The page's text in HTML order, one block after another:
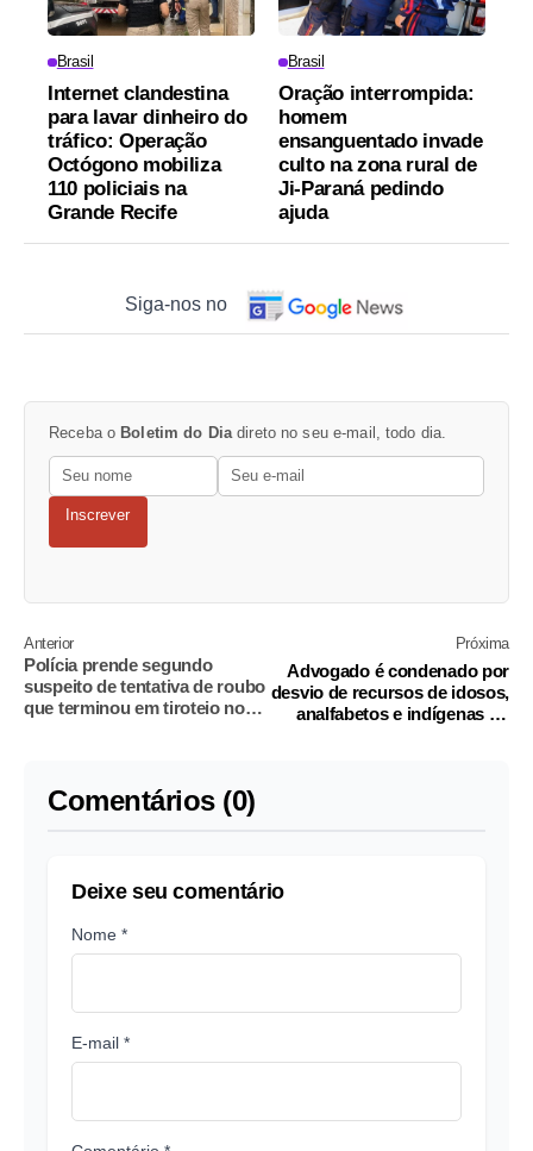
Brasil
Internet clandestina
para lavar dinheiro do
tráfico: Operação
Octógono mobiliza
110 policiais na
Grande Recife
Brasil
Oração interrompida:
homem
ensanguentado invade
culto na zona rural de
Ji-Paraná pedindo
ajuda
Siga-nos no
Receba o Boletim do Diadireto no seu e-mail, todo dia.
Inscrever
Anterior
Polícia prende segundo
suspeito de tentativa de roubo
que terminou em tiroteio no
Próxima
Advogado é condenado por
desvio de recursos de idosos,
analfabetos e indígenas no
Comentários (0)
Deixe seu comentário
Nome *
E-mail *